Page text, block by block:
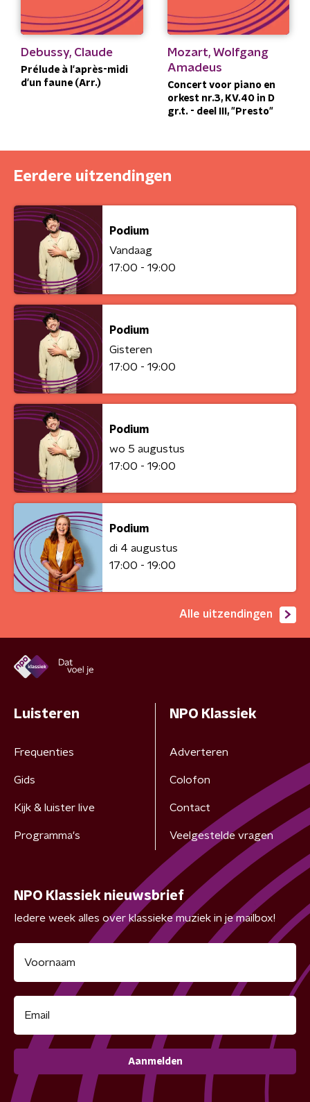
Debussy, Claude
Prélude à l'après-midi
d'un faune (Arr.)
Mozart, Wolfgang
Amadeus
Concert voor piano en
orkest nr.3, KV.40 in D
gr.t. - deel III, "Presto"
Eerdere uitzendingen
Podium
Vandaag
17:00 - 19:00
Podium
Gisteren
17:00 - 19:00
Podium
wo 5 augustus
17:00 - 19:00
Podium
di 4 augustus
17:00 - 19:00
Alle uitzendingen
Luisteren
Frequenties
Gids
Kijk & luister live
Programma's
NPO Klassiek
Adverteren
Colofon
Contact
Veelgestelde vragen
NPO Klassiek nieuwsbrief
Iedere week alles over klassieke muziek in je mailbox!
Aanmelden